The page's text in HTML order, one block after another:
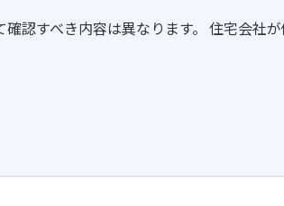
認すべき内容は異なります。 住宅会社